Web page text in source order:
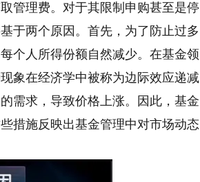
管理费。对于其限制申购甚至是停
于两个原因。首先，为了防止过多
个人所得份额自然减少。在基金领
象在经济学中被称为边际效应递减
需求，导致价格上涨。因此，基金
措施反映出基金管理中对市场动态